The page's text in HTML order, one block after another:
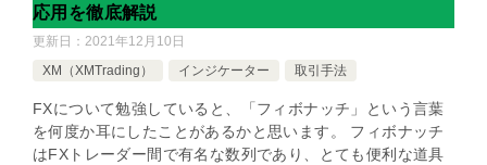
応用を徹底解説
更新日： 2021年12月10日
XM（XMTrading）
インジケーター 取引手法
FXについて勉強していると、「フィボナッチ」という言葉
を何度か耳にしたことがあるかと思います。 フィボナッチ
はFXトレーダー間で有名な数列であり、とても便利な道具